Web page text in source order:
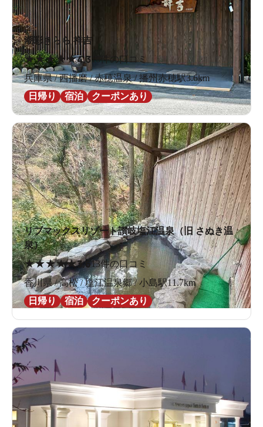
潮彩きらら 祥吉
★★★★★4.3 16件の口コミ
兵庫県 / 西播磨 / 赤穂温泉 / 播州赤穂駅3.6km
日帰り
宿泊 クーポンあり
リブマックスリゾート讃岐塩江温泉（旧 さぬき温
泉）
★★★★★3.613件の口コミ
香川県 / 高松 / 塩江温泉郷 / 小島駅11.7km
日帰り
宿泊 クーポンあり